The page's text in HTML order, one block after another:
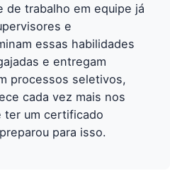
de trabalho em equipe já
e
essas habilidades
e entregam
processos seletivos,
cada vez mais nos
ter um certificado
para isso.